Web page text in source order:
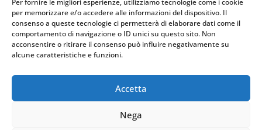
Per fornire le migliori esperienze, utilizziamo tecnologie come i cookie
per memorizzare e/o accedere alle informazioni del dispositivo. Il
consenso a queste tecnologie ci permetterà di elaborare dati come il
comportamento di navigazione o ID unici su questo sito. Non
acconsentire o ritirare il consenso può influire negativamente su
alcune caratteristiche e funzioni.
Accetta
Nega
Privacy Policy
Cookie Policy
MAPS
CHIAMA ORA